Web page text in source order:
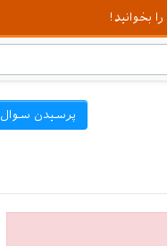
را بخوانید!
پرسیدن سوال